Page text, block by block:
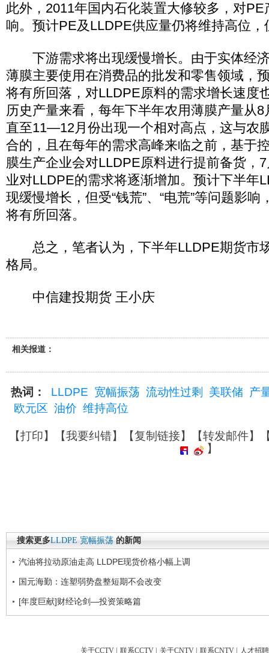
此外，2011年国内石化装置大修较多，对
响。预计PE及LLDPE供应量仍将维持高位
下游需求将出现缓慢增长。由于实体经
薄膜主要使用在消费品的批发和零售领域，
将有所回落，对LLDPE原料的需求增长速度
历史产量来看，每年下半年农用薄膜产量从
直至11—12月份出现一个相对高点，这与农
合的，且在每年的需求高峰来临之前，基于
膜生产企业会对LLDPE原料进行提前备货，
业对LLDPE的需求将逐渐增加。预计下半年
现缓慢增长，但受“钱荒”、“电荒”等问题影
将有所回落。
总之，笔者认为，下半年LLDPE期货市
格局。
中信建投期货 王小庆
相关报道：
热词： LLDPE 宽幅振荡 流动性过剩 美联储 产
欧元区 油价 维持高位
【打印】【我要纠错】【复制链接】【转发邮件】
】
搜索更多LLDPE 宽幅振荡 的新闻
汽油将拉动原油走高 LLDPE现货价格小幅上调
国元海勤：连塑弱势盘整短期不会改变
[年度巨献]财经论剑—投资策略篇
关于CCTV | 联系CCTV | 关于CNTV | 联系CNTV | 人才招聘